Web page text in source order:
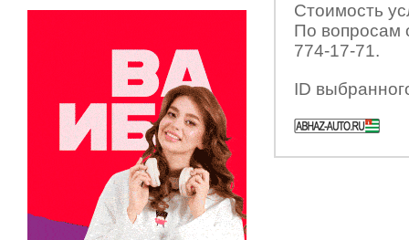
Стоимость
По вопросам
774-17-71.
ID